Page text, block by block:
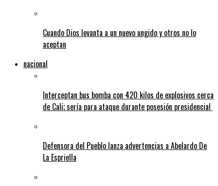
Cuando Dios levanta a un nuevo ungido y otros no lo
aceptan
nacional
Interceptan bus bomba con 420 kilos de explosivos cerca
de Cali; sería para ataque durante posesión presidencial
Defensora del Pueblo lanza advertencias a Abelardo De
La Espriella